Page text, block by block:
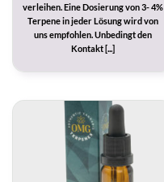
verleihen. Eine Dosierung von 3- 4%
Terpene in jeder Lösung wird von
uns empfohlen. Unbedingt den
Kontakt [...]